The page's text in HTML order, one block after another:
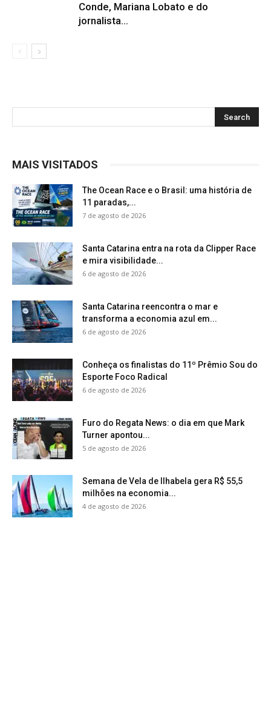
Conde, Mariana Lobato e do
jornalista...
MAIS VISITADOS
The Ocean Race e o Brasil: uma história de
11 paradas,...
7 de agosto de 2026
Santa Catarina entra na rota da Clipper Race
e mira visibilidade...
6 de agosto de 2026
Santa Catarina reencontra o mar e
transforma a economia azul em...
6 de agosto de 2026
Conheça os finalistas do 11º Prêmio Sou do
Esporte Foco Radical
6 de agosto de 2026
Furo do Regata News: o dia em que Mark
Turner apontou...
5 de agosto de 2026
Semana de Vela de Ilhabela gera R$ 55,5
milhões na economia...
4 de agosto de 2026